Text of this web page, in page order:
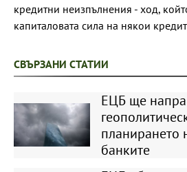
кредитни неизпълнения - ход,
капиталовата сила на някои
СВЪРЗАНИ СТАТИИ
ЕЦБ ще
планирането
банките